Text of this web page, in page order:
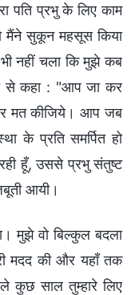
पति प्रभु के लिए काम
मैंने सुकून महसूस किया
नहीं चला कि मुझे कब
से कहा : "आप जा कर
मत कीजिये। आप जब
के प्रति समर्पित हो
हूँ, उससे प्रभु संतुष्ट
आयी।
मुझे वो बिल्कुल बदला
मदद की और यहाँ तक
कुछ साल तुम्हारे लिए